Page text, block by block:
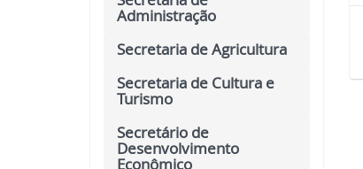
Administração
Secretaria de Agricultura
Secretaria de Cultura e
Turismo
Secretário de
Desenvolvimento
Econômico